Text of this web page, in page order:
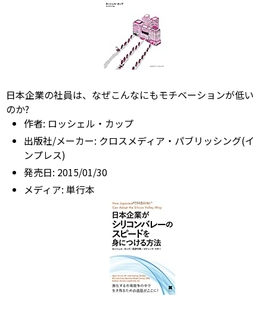
日本企業の社員は、なぜこんなにもモチベーションが低い
のか?
作者: ロッシェル・カップ
出版社/メーカー: クロスメディア・パブリッシング(イ
ンプレス)
発売日: 2015/01/30
メディア: 単行本